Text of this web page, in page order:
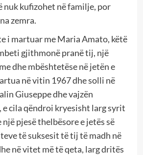
nuk kufizohet në familje, por
zemra.
i martuar me Maria Amato, këtë
gjithmonë pranë tij, një
dhe mbështetëse në jetën e
në vitin 1967 dhe solli në
Giuseppe dhe vajzën
cila qëndroi kryesisht larg syrit
pjesë thelbësore e jetës së
të suksesit të tij të madh në
në vitet më të qeta, larg dritës